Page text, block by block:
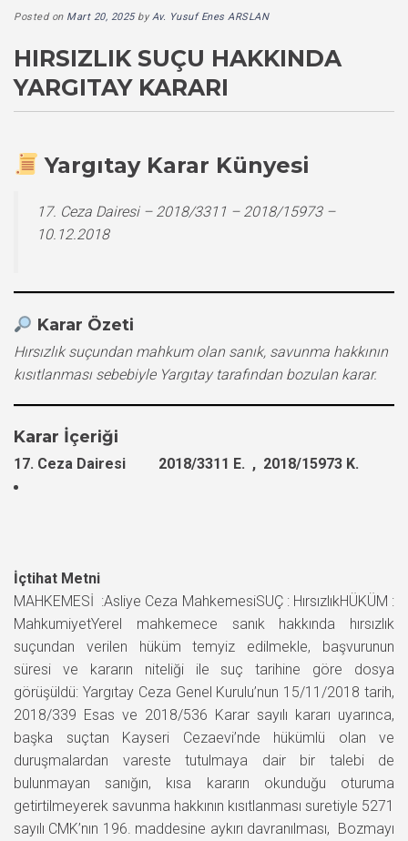
Posted on Mart 20, 2025byAv. Yusuf Enes ARSLAN
HIRSIZLIK SUÇU HAKKINDA
YARGITAY KARARI
Yargıtay Karar Künyesi
17. Ceza Dairesi – 2018/3311 – 2018/15973 –
10.12.2018
Karar Özeti
Hırsızlık suçundan mahkum olan sanık, savunma hakkının
kısıtlanması sebebiyle Yargıtay tarafından bozulan karar.
Karar İçeriği
17. Ceza Dairesi 2018/3311 E. , 2018/15973 K.
İçtihat Metni
MAHKEMESİ :Asliye Ceza MahkemesiSUÇ : HırsızlıkHÜKÜM :
MahkumiyetYerel mahkemece sanık hakkında hırsızlık
suçundan verilen hüküm temyiz edilmekle, başvurunun
süresi ve kararın niteliği ile suç tarihine göre dosya
görüşüldü: Yargıtay Ceza Genel Kurulu’nun 15/11/2018 tarih,
2018/339 Esas ve 2018/536 Karar sayılı kararı uyarınca,
başka suçtan Kayseri Cezaevi’nde hükümlü olan ve
duruşmalardan vareste tutulmaya dair bir talebi de
bulunmayan sanığın, kısa kararın okunduğu oturuma
getirtilmeyerek savunma hakkının kısıtlanması suretiyle 5271
sayılı CMK’nın 196. maddesine aykırı davranılması, Bozmayı